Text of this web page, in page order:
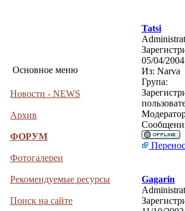
Основное меню
Новости - NEWS
Архив
ФОРУМ
Фотогалереи
Рекомендуемые ресурсы
Поиск на сайте
Tatsi
05/04/
Из: Narva
Група:
Перенос
Gagarin